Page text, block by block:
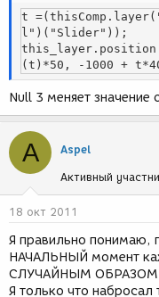
t
l")("Slider"));
this_layer.position
(t)*50, -1000 +
Null 3 меняет
A Aspel
Активный
18 окт 2011
Я правильно понимаю,
НАЧАЛЬНЫЙ момент
СЛУЧАЙНЫМ ОБРАЗОМ
Я только что